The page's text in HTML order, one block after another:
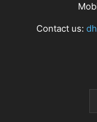
Contact us: